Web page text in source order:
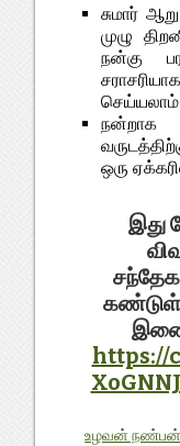
சுமார்
முழு
நன்கு
நன்றாக
ஒரு
இது
https://
உழவன்